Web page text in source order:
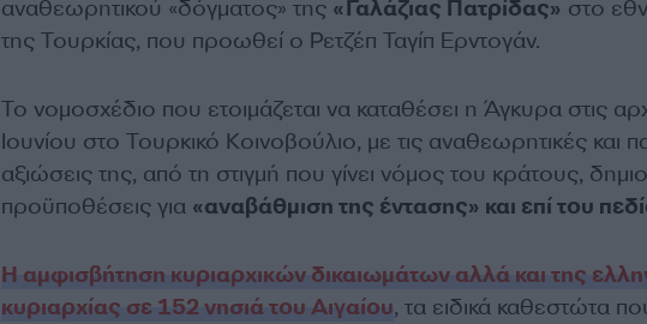
αναθεωρητικού «δόγματος» της «Γαλάζιας Πατρίδας» στο
της Τουρκίας, που προωθεί ο Ρετζέπ Ταγίπ Ερντογάν.
Το νομοσχέδιο που ετοιμάζεται να καταθέσει η Άγκυρα στις
Ιουνίου στο Τουρκικό Κοινοβούλιο, με τις αναθεωρητικές και
αξιώσεις της, από τη στιγμή που γίνει νόμος του κράτους,
προϋποθέσεις για «αναβάθμιση της έντασης» και επί του
Η αμφισβήτηση κυριαρχικών δικαιωμάτων αλλά και της
κυριαρχίας σε 152 νησιά του Αιγαίου, τα ειδικά καθεστώτα